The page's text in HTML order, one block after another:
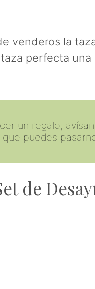
venderos la
perfecta
un regalo,
que puedes
de